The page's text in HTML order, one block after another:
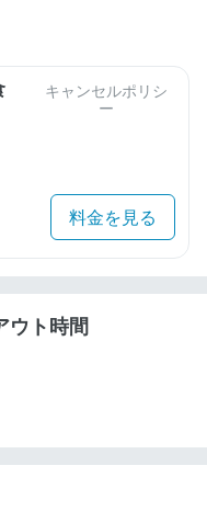
キャンセルポリシ
ー
料金を見る
ウト時間